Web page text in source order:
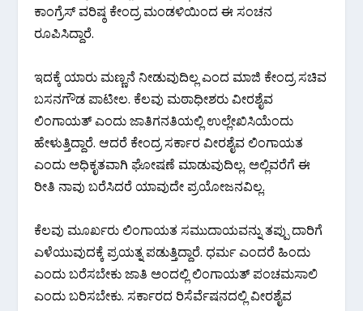
ಕಾಂಗ್ರೆಸ್ ವರಿಷ್ಠ ಕೇಂದ್ರ ಮಂಡಳಿಯಿಂದ ಈ ಸಂಚನ
ರೂಪಿಸಿದ್ದಾರೆ.
ಇದಕ್ಕೆ ಯಾರು ಮಣ್ಣನೆ ನೀಡುವುದಿಲ್ಲ ಎಂದ ಮಾಜಿ ಕೇಂದ್ರ ಸಚಿವ
ಬಸನಗೌಡ ಪಾಟೀಲ. ಕೆಲವು ಮಠಾಧೀಶರು ವೀರಶೈವ
ಲಿಂಗಾಯತ್ ಎಂದು ಜಾತಿಗನತಿಯಲ್ಲಿ ಉಲ್ಲೇಖಿಸಿಯೆಂದು
ಹೇಳುತ್ತಿದ್ದಾರೆ. ಆದರೆ ಕೇಂದ್ರ ಸರ್ಕಾರ ವೀರಶೈವ ಲಿಂಗಾಯತ
ಎಂದು ಅಧಿಕೃತವಾಗಿ ಘೋಷಣೆ ಮಾಡುವುದಿಲ್ಲ. ಅಲ್ಲಿವರೆಗೆ ಈ
ರೀತಿ ನಾವು ಬರೆಸಿದರೆ ಯಾವುದೇ ಪ್ರಯೋಜನವಿಲ್ಲ.
ಕೆಲವು ಮೂರ್ಖರು ಲಿಂಗಾಯತ ಸಮುದಾಯವನ್ನು ತಪ್ಪು ದಾರಿಗೆ
ಎಳೆಯುವುದಕ್ಕೆ ಪ್ರಯತ್ನ ಪಡುತ್ತಿದ್ದಾರೆ. ಧರ್ಮ ಎಂದರೆ ಹಿಂದು
ಎಂದು ಬರೆಸಬೇಕು ಜಾತಿ ಅಂದಲ್ಲಿ ಲಿಂಗಾಯತ್ ಪಂಚಮಸಾಲಿ
ಎಂದು ಬರಿಸಬೇಕು. ಸರ್ಕಾರದ ರಿಸೆರ್ವೆಷನದಲ್ಲಿ ವೀರಶೈವ